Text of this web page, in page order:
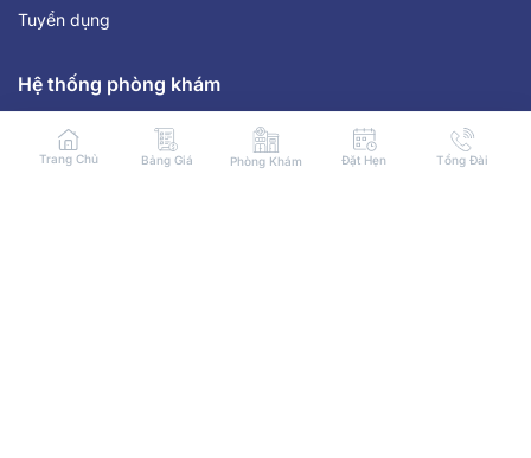
Tuyển dụng
Hệ thống phòng khám
Tp. Hồ Chí Minh
Trang Chủ Bảng Giá Phòng Khám Đặt Hẹn Tổng Đài